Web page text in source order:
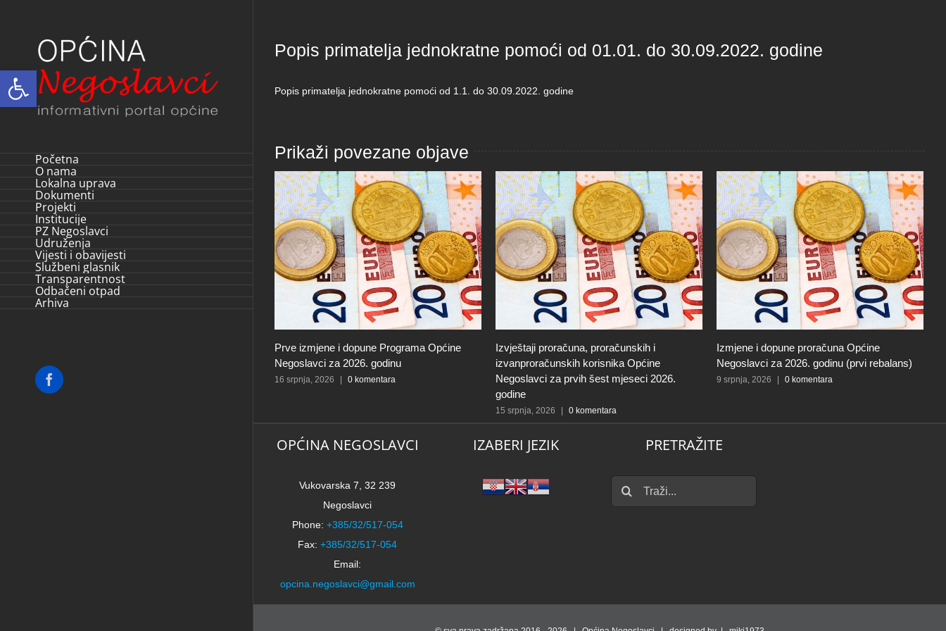
Open toolbar
Početna
O nama
Lokalna uprava
Dokumenti
Projekti
Institucije
PZ Negoslavci
Udruženja
Vijesti i obavijesti
Službeni glasnik
Transparentnost
Odbačeni otpad
Arhiva
Facebook
Popis primatelja jednokratne pomoći od 01.01. do 30.09.2022. godine
Popis primatelja jednokratne pomoći od 1.1. do 30.09.2022. godine
Prikaži povezane objave
Prve izmjene i dopune Programa Općine
Negoslavci za 2026. godinu
16 srpnja, 2026 0 komentara
Izvještaji proračuna, proračunskih i
izvanproračunskih korisnika Općine
Negoslavci za prvih šest mjeseci 2026.
godine
15 srpnja, 2026 0 komentara
Izmjene i dopune proračuna Općine
Negoslavci za 2026. godinu (prvi rebalans)
9 srpnja, 2026 0 komentara
OPĆINA NEGOSLAVCI
Vukovarska 7, 32 239
Negoslavci
Phone: +385/32/517-054
Fax: +385/32/517-054
Email:
opcina.negoslavci@gmail.com
IZABERI JEZIK PRETRAŽITE
Traži...